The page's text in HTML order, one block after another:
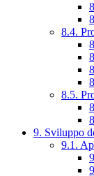
8.4.
8.5.
9. Sviluppo
9.1.